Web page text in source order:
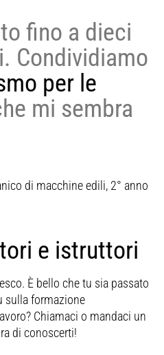
fino a dieci
Condividiamo
per le
mi sembra
di macchine edili, 2° anno
e istruttori
È bello che tu sia passato
sulla formazione
Chiamaci o mandaci un
di conoscerti!